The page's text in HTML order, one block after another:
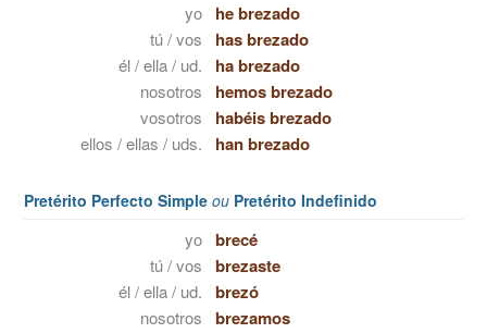
yo he brezado
tú / vos has brezado
él / ella / ud. ha brezado
nosotros hemos brezado
vosotros habéis brezado
ellos / ellas / uds. han brezado
Pretérito Perfecto Simple ou Pretérito Indefinido
yo brecé
tú / vos brezaste
él / ella / ud. brezó
nosotros brezamos